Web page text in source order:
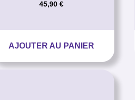
45,90 €
AJOUTER AU PANIER